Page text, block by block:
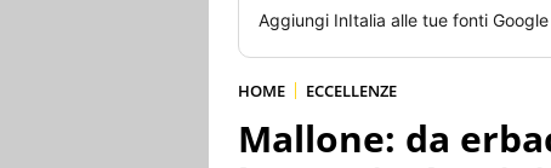
Aggiungi InItalia alle tue fonti
HOME ECCELLENZE
Mallone: da